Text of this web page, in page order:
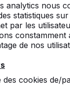
analytics nous
statistiques
par les
constamment
de nos
des cookies de/